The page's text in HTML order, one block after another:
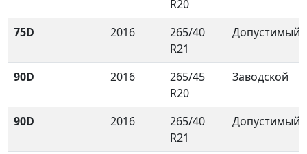
R20
75D
2016
265/40
R21
Допустимый
90D 2016
265/45
R20
Заводской
90D 2016
265/40
R21
Допустимый